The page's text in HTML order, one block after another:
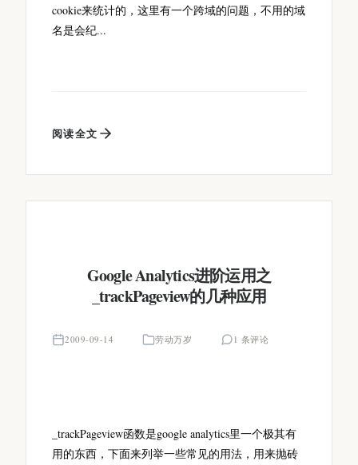
cookie来统计的，这里有一个跨域的问题，不用的域
名是会纪...
阅读全文
Google Analytics进阶运用之
_trackPageview的几种应用
2009-09-14 劳动万岁 1 条评论
_trackPageview函数是google analytics里一个极其有
用的东西，下面来列举一些常见的用法，用来抛砖